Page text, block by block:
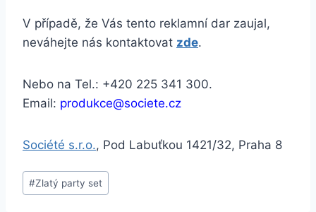
V případě, že Vás tento reklamní dar zaujal,
neváhejte nás kontaktovat zde.
Nebo na Tel.: +420 225 341 300.
Email: produkce@societe.cz
Société s.r.o., Pod Labuťkou 1421/32, Praha 8
#Zlatý party set